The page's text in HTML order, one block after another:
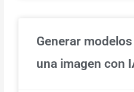
Generar
una imagen con